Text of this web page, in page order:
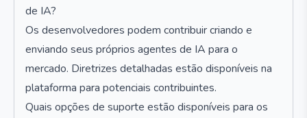
de IA?
Os desenvolvedores podem contribuir criando e
enviando seus próprios agentes de IA para o
mercado. Diretrizes detalhadas estão disponíveis na
plataforma para potenciais contribuintes.
Quais opções de suporte estão disponíveis para os